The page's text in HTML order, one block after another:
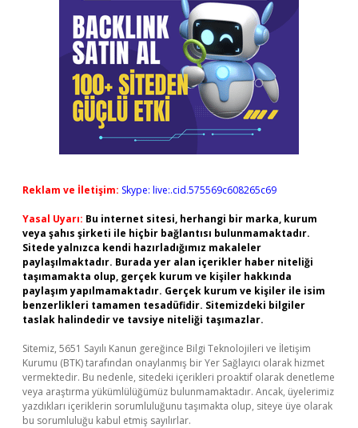
Reklam ve İletişim: Skype: live:.cid.575569c608265c69
Yasal Uyarı: Bu internet sitesi, herhangi bir marka, kurum
veya şahıs şirketi ile hiçbir bağlantısı bulunmamaktadır.
Sitede yalnızca kendi hazırladığımız makaleler
paylaşılmaktadır. Burada yer alan içerikler haber niteliği
taşımamakta olup, gerçek kurum ve kişiler hakkında
paylaşım yapılmamaktadır. Gerçek kurum ve kişiler ile isim
benzerlikleri tamamen tesadüfidir. Sitemizdeki bilgiler
taslak halindedir ve tavsiye niteliği taşımazlar.
Sitemiz, 5651 Sayılı Kanun gereğince Bilgi Teknolojileri ve İletişim
Kurumu (BTK) tarafından onaylanmış bir Yer Sağlayıcı olarak hizmet
vermektedir. Bu nedenle, sitedeki içerikleri proaktif olarak denetleme
veya araştırma yükümlülüğümüz bulunmamaktadır. Ancak, üyelerimiz
yazdıkları içeriklerin sorumluluğunu taşımakta olup, siteye üye olarak
bu sorumluluğu kabul etmiş sayılırlar.